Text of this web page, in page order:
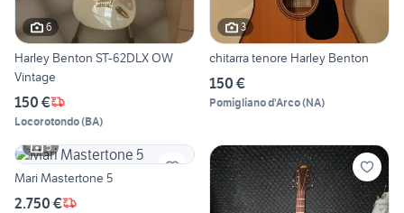
6
Harley Benton ST-62DLX OW
Vintage
150 €
Locorotondo(BA)
3
chitarra tenore Harley Benton
150 €
Pomigliano d'Arco(NA)
5
Mari Mastertone 5
2.750 €